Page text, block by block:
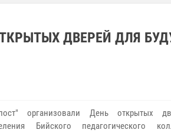
ДВЕРЕЙ ДЛЯ
организовали День открытых
Бийского педагогического